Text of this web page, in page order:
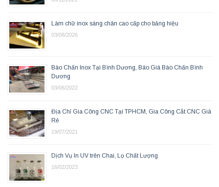
Làm chữ inox sáng chân cao cấp cho bảng hiệu
03/08/2026
Bào Chấn Inox Tại Bình Dương, Báo Giá Bào Chấn Bình
Dương
03/06/2022
Địa Chỉ Gia Công CNC Tại TPHCM, Gia Công Cắt CNC Giá
Rẻ
19/07/2021
Dịch Vụ In UV trên Chai, Lọ Chất Lượng
16/02/2023